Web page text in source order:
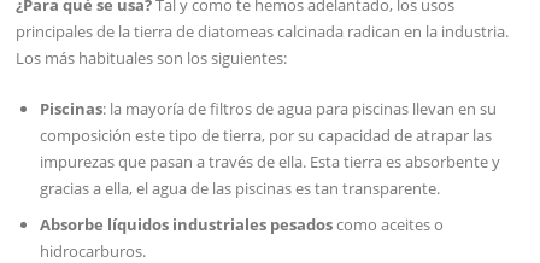
¿Para qué se usa?Tal y como te hemos adelantado, los usos
principales de la tierra de diatomeas calcinada radican en la industria.
Los más habituales son los siguientes:
Piscinas: la mayoría de filtros de agua para piscinas llevan en su
composición este tipo de tierra, por su capacidad de atrapar las
impurezas que pasan a través de ella. Esta tierra es absorbente y
gracias a ella, el agua de las piscinas es tan transparente.
Absorbe líquidos industriales pesadoscomo aceites o
hidrocarburos.